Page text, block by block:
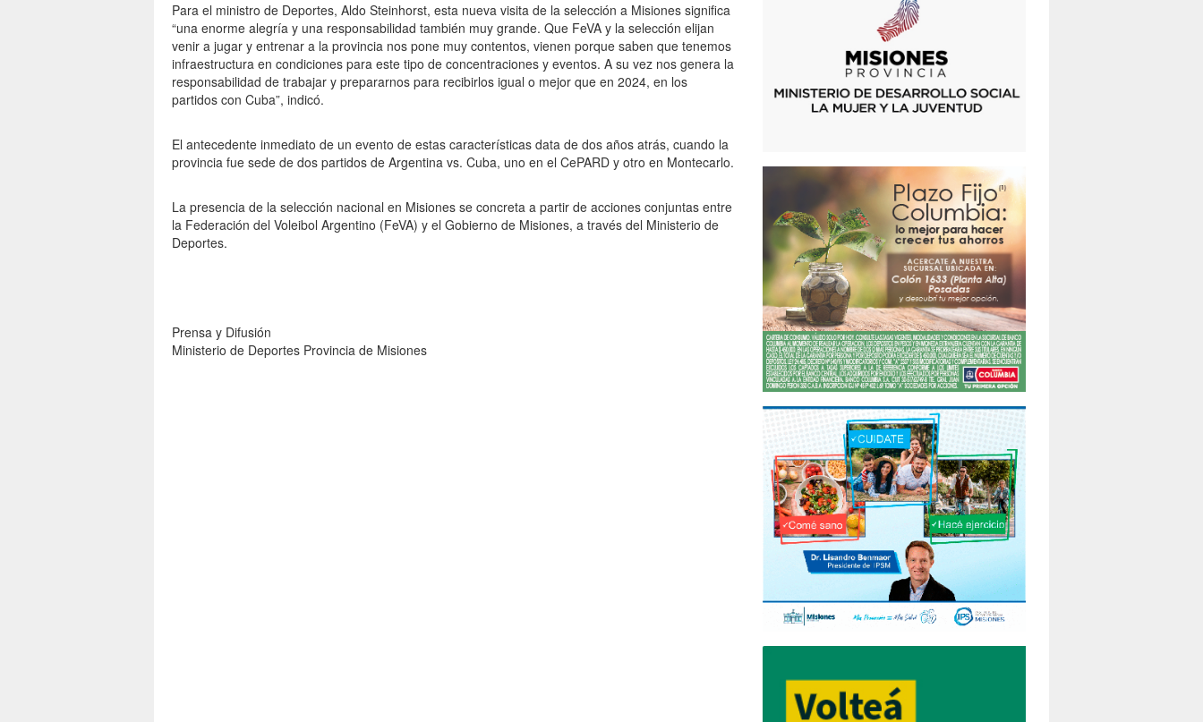
Para el ministro de Deportes, Aldo Steinhorst, esta nueva visita de la selección a Misiones significa
“una enorme alegría y una responsabilidad también muy grande. Que FeVA y la selección elijan
venir a jugar y entrenar a la provincia nos pone muy contentos, vienen porque saben que tenemos
infraestructura en condiciones para este tipo de concentraciones y eventos. A su vez nos genera la
responsabilidad de trabajar y prepararnos para recibirlos igual o mejor que en 2024, en los
partidos con Cuba”, indicó.
El antecedente inmediato de un evento de estas características data de dos años atrás, cuando la
provincia fue sede de dos partidos de Argentina vs. Cuba, uno en el CePARD y otro en Montecarlo.
La presencia de la selección nacional en Misiones se concreta a partir de acciones conjuntas entre
la Federación del Voleibol Argentino (FeVA) y el Gobierno de Misiones, a través del Ministerio de
Deportes.
Prensa y Difusión
Ministerio de Deportes Provincia de Misiones